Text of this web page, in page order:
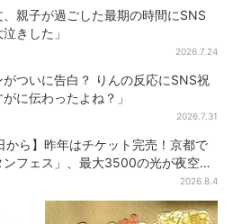
ズ縁日も
、親子が過ごした最期の時間にSNS
きした」
2026.7.24
がついに告白？ りんの反応にSNS祝
に伝わったよね？」
2026.7.31
から】昨年はチケット完売！京都で
ンフェス」、最大3500の光が夜空
2026.8.4